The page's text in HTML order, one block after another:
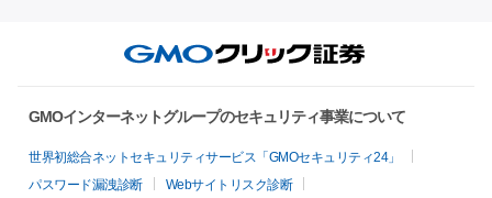
GMOインターネットグループのセキュリティ事業について
世界初総合ネットセキュリティサービス「GMOセキュリティ24」
パスワード漏洩診断
Webサイトリスク診断